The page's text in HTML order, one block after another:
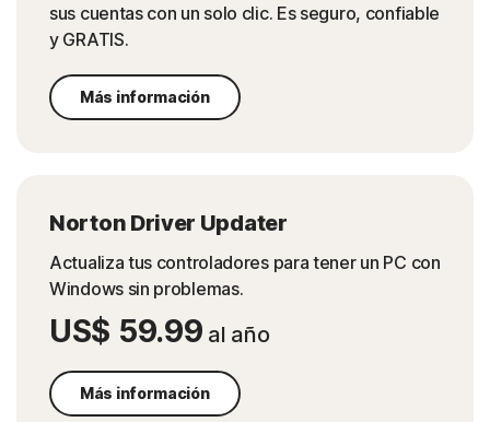
sus cuentas con un solo clic. Es seguro, confiable
y GRATIS.
Más información
Norton Driver Updater
Actualiza tus controladores para tener un PC con
Windows sin problemas.
US$ 59.99 al año
Más información